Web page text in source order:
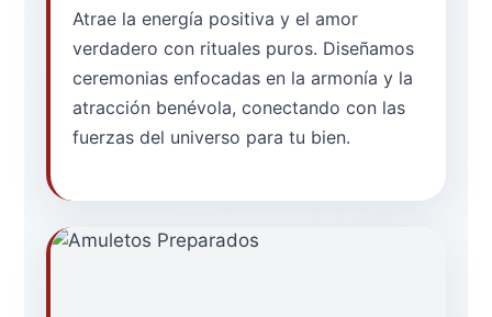
Atrae la energía positiva y el amor
verdadero con rituales puros. Diseñamos
ceremonias enfocadas en la armonía y la
atracción benévola, conectando con las
fuerzas del universo para tu bien.